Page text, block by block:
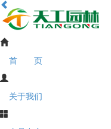
首 页
关于我们